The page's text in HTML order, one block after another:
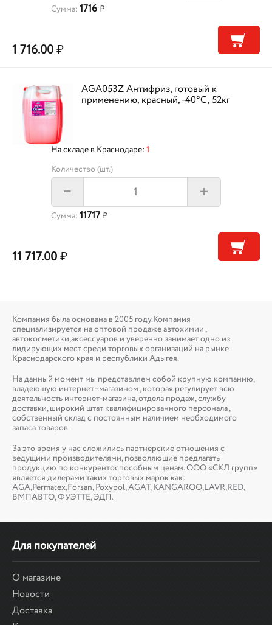
Сумма: 1716 ₽
1 716.00₽
AGA053Z Антифриз, готовый к
применению, красный, -40°С, 52кг
На складе в Краснодаре: 1
Количество (шт.)
– +
Сумма: 11717 ₽
11 717.00₽
Компания была основана в 2005 году.Компания
специализируется на оптовой продаже автохимии ,
автокосметики,аксессуаров и уверенно занимает одно из
лидирующих мест среди торговых организаций на рынке
Краснодарского края и республики Адыгея.
На данный момент мы представляем собой крупную компанию,
владеющую интернет–магазином , которая регулирует всю
деятельность интернет-магазина, отдела продаж, службу
доставки, широкий штат квалифицированного персонала ,
собственный склад c постоянным наличием необходимого
запаса товаров.
За это время у нас сложились партнерские отношения с
ведущими производителями, позволяющие предлагать
продукцию по конкурентоспособным ценам. ООО «СКЛ групп»
является дилерами таких торговых марок как:
AGA,Permatex,Forsan, Poxypol, AGAT, KANGAROO,LAVR,RED,
ВМПАВТО, ФУЭТТЕ, ЭДП.
Для покупателей
О магазине
Новости
Доставка